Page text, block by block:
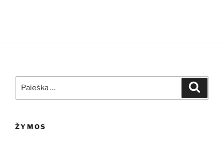
ŽYMOS